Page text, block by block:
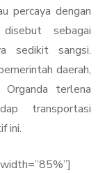
percaya dengan
sebagai
sedikit sangsi.
daerah,
Organda terlena
transportasi
ini.